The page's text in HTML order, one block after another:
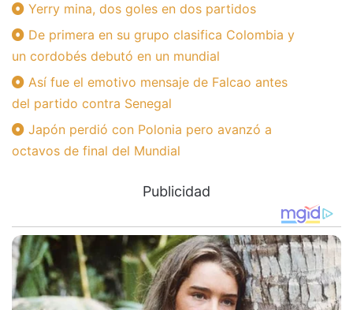
Yerry mina, dos goles en dos partidos
De primera en su grupo clasifica Colombia y
un cordobés debutó en un mundial
Así fue el emotivo mensaje de Falcao antes
del partido contra Senegal
Japón perdió con Polonia pero avanzó a
octavos de final del Mundial
Publicidad